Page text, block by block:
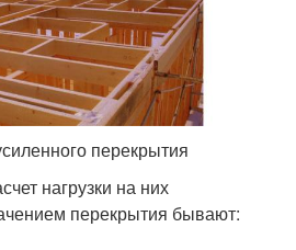
перекрытия
нагрузки на них
перекрытия бывают: